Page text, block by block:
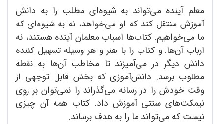
معلم آینده می‌تواند به شیوه‌ای مطلب را به دانش
آموزش منتقل کند که او می‌خواهد، نه به شیوه‌ای که
ما می‌خواهیم. کتاب‌ها اسباب معلمان آینده هستند، نه
ارباب آن‌ها. و کتاب را با هنر و هر وسیله تسهیل کننده
دانش دیگر در می‌آمیزند تا مخاطب آن‌ها به نقطه
مطلوب برسد. دانش‌آموزی که بخش قابل توجهی از
وقت خودش را در رسانه می‌گذراند را نمی‌توان بر روی
نیمکت‌های سنتی آموزش داد. کتاب همه ‌آن چیزی
نیست که می‌تواند ما را به هدف برساند.